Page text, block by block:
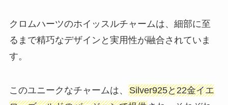
クロムハーツのホイッスルチャームは、細部に至
るまで精巧なデザインと実用性が融合されていま
す。
このユニークなチャームは、 Silver925と22金イエ